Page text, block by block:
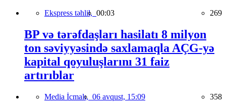
Ekspress təhlil, 00:03 269
BP və tərəfdaşları hasilatı 8 milyon
ton səviyyəsində saxlamaqla AÇG-yə
kapital qoyuluşlarını 31 faiz
artırıblar
Media İcmalı, 06 avqust, 15:09 358